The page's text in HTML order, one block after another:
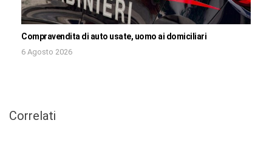
Compravendita di auto usate, uomo ai domiciliari
6 Agosto 2026
Correlati